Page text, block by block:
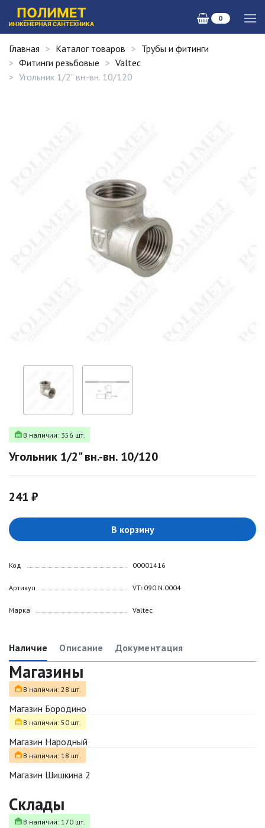
0
Главная Каталог товаров
Трубы и фитинги
Фитинги резьбовые
Valtec
Угольник 1/2" вн.-вн. 10/120
В наличии: 356 шт.
Угольник 1/2" вн.-вн. 10/120
241 ₽
В корзину
Код
Артикул
Марка
00001416
VTr.090.N.0004
Valtec
Наличие Описание Документация
Магазины
В наличии: 28 шт.
Магазин Бородино
В наличии: 50 шт.
Магазин Народный
В наличии: 18 шт.
Магазин Шишкина 2
Склады
В наличии: 170 шт.